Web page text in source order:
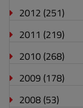
2012 (251)
2011 (219)
2010 (268)
2009 (178)
2008 (53)